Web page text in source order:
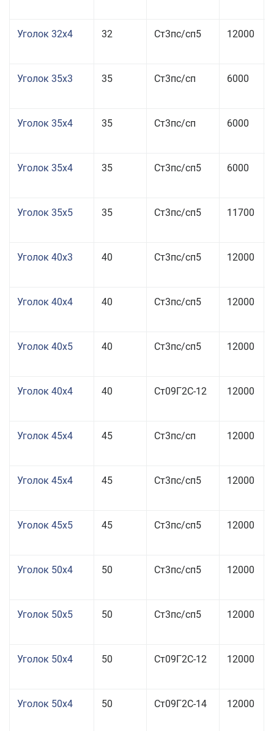
Уголок 32x4 32 Ст3пс/сп5 12000
Уголок 35x3 35 Ст3пс/сп 6000
Уголок 35x4 35 Ст3пс/сп 6000
Уголок 35x4 35 Ст3пс/сп5 6000
Уголок 35x5 35 Ст3пс/сп5 11700
Уголок 40x3 40 Ст3пс/сп5 12000
Уголок 40x4 40 Ст3пс/сп5 12000
Уголок 40x5 40 Ст3пс/сп5 12000
Уголок 40x4 40 Ст09Г2С-12 12000
Уголок 45x4 45 Ст3пс/сп 12000
Уголок 45x4 45 Ст3пс/сп5 12000
Уголок 45x5 45 Ст3пс/сп5 12000
Уголок 50x4 50 Ст3пс/сп5 12000
Уголок 50x5 50 Ст3пс/сп5 12000
Уголок 50x4 50 Ст09Г2С-12 12000
Уголок 50x4 50 Ст09Г2С-14 12000